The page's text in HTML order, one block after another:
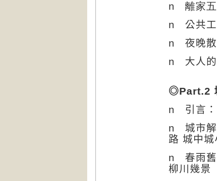
n
離家
n
公共
n
夜晚
n
大人
◎Part.2
n
引言
n
城市
路 城中
n
春雨
柳川幾景